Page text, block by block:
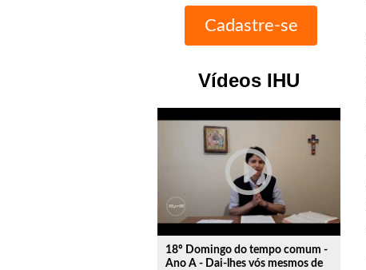
Vídeos IHU
play_circle_outline
18º Domingo do tempo comum -
Ano A - Dai-lhes vós mesmos de